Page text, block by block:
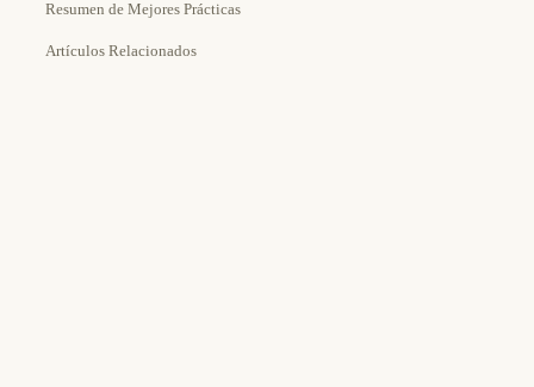
Resumen de Mejores Prácticas
Artículos Relacionados